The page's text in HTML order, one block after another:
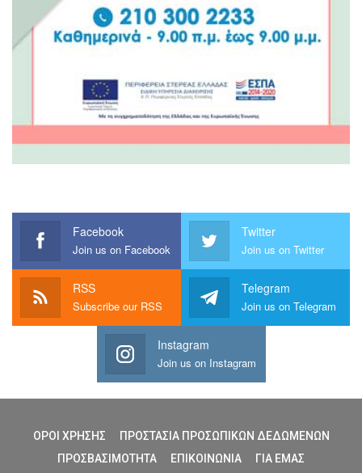
Facebook
Join us on Facebook
Twitter
Join us on Twitter
RSS
Subscribe our RSS
Telegram
Join us on Telegram
Instagram
Join us on Instagram
ΟΡΟΙ ΧΡΗΣΗΣ
ΠΡΟΣΤΑΣΙΑ ΠΡΟΣΩΠΙΚΩΝ ΔΕΔΩΜΕΝΩΝ
ΠΡΟΣΒΑΣΙΜΟΤΗΤΑ
ΕΠΙΚΟΙΝΩΝΙΑ ΓΙΑ ΕΜΑΣ